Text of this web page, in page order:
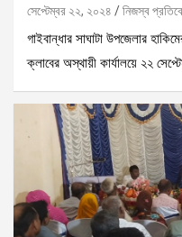
সেপ্টেম্বর ২২, ২০২৪
নিজস্ব
গাইবান্ধার সাঘাটা উপজেলার
ক্লাবের অস্থায়ী কার্যালয়ে ২২